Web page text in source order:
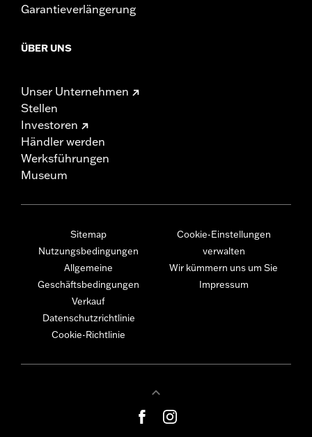
Garantieverlängerung
ÜBER UNS
Unser Unternehmen
Stellen
Investoren
Händler werden
Werksführungen
Museum
Sitemap
Nutzungsbedingungen
Allgemeine
Geschäftsbedingungen
Verkauf
Datenschutzrichtlinie
Cookie-Richtlinie
Cookie-Einstellungen
verwalten
Wir kümmern uns um Sie
Impressum